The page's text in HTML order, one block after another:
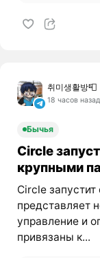
취미생활방📮
18 часов назад
Бычья
Circle
крупными
Circle
представляет
управление и
привязаны к...